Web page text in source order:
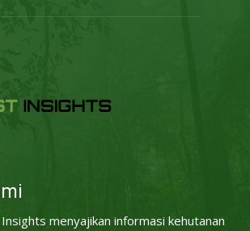
menyajikan informasi kehutanan